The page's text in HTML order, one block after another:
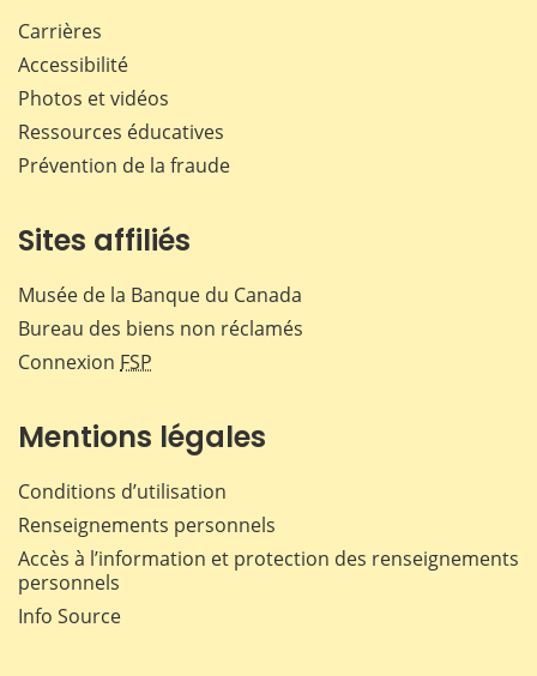
Carrières
Accessibilité
Photos et vidéos
Ressources éducatives
Prévention de la fraude
Sites affiliés
Musée de la Banque du Canada
Bureau des biens non réclamés
Connexion FSP
Mentions légales
Conditions d’utilisation
Renseignements personnels
Accès à l’information et protection des renseignements
personnels
Info Source